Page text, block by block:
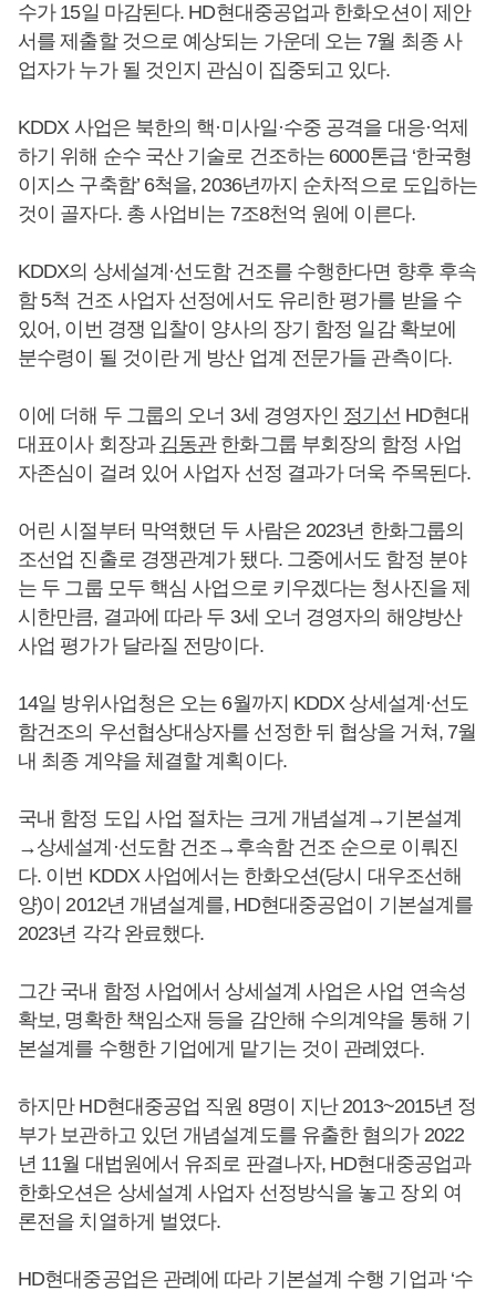
수가 15일 마감된다. HD현대중공업과 한화오션이 제안
서를 제출할 것으로 예상되는 가운데 오는 7월 최종 사
업자가 누가 될 것인지 관심이 집중되고 있다.
KDDX 사업은 북한의 핵·미사일·수중 공격을 대응·억제
하기 위해 순수 국산 기술로 건조하는 6000톤급 ‘한국형
이지스 구축함’ 6척을, 2036년까지 순차적으로 도입하는
것이 골자다. 총 사업비는 7조8천억 원에 이른다.
KDDX의 상세설계·선도함 건조를 수행한다면 향후 후속
함 5척 건조 사업자 선정에서도 유리한 평가를 받을 수
있어, 이번 경쟁 입찰이 양사의 장기 함정 일감 확보에
분수령이 될 것이란 게 방산 업계 전문가들 관측이다.
이에 더해 두 그룹의 오너 3세 경영자인 정기선 HD현대
대표이사 회장과 김동관한화그룹 부회장의 함정 사업
자존심이 걸려 있어 사업자 선정 결과가 더욱 주목된다.
어린 시절부터 막역했던 두 사람은 2023년 한화그룹의
조선업 진출로 경쟁관계가 됐다. 그중에서도 함정 분야
는 두 그룹 모두 핵심 사업으로 키우겠다는 청사진을 제
시한만큼, 결과에 따라 두 3세 오너 경영자의 해양방산
사업 평가가 달라질 전망이다.
14일 방위사업청은 오는 6월까지 KDDX 상세설계·선도
함건조의 우선협상대상자를 선정한 뒤 협상을 거쳐, 7월
내 최종 계약을 체결할 계획이다.
국내 함정 도입 사업 절차는 크게 개념설계→기본설계
→상세설계·선도함 건조→후속함 건조 순으로 이뤄진
다. 이번 KDDX 사업에서는 한화오션(당시 대우조선해
양)이 2012년 개념설계를, HD현대중공업이 기본설계를
2023년 각각 완료했다.
그간 국내 함정 사업에서 상세설계 사업은 사업 연속성
확보, 명확한 책임소재 등을 감안해 수의계약을 통해 기
본설계를 수행한 기업에게 맡기는 것이 관례였다.
하지만 HD현대중공업 직원 8명이 지난 2013~2015년 정
부가 보관하고 있던 개념설계도를 유출한 혐의가 2022
년 11월 대법원에서 유죄로 판결나자, HD현대중공업과
한화오션은 상세설계 사업자 선정방식을 놓고 장외 여
론전을 치열하게 벌였다.
HD현대중공업은 관례에 따라 기본설계 수행 기업과 ‘수